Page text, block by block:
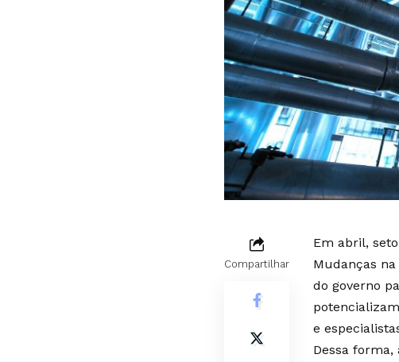
Compartilhar
Em abril,
Mudanças
do governo
e
Dessa